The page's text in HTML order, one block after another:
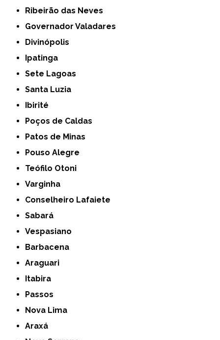
Ribeirão das Neves
Governador Valadares
Divinópolis
Ipatinga
Sete Lagoas
Santa Luzia
Ibirité
Poços de Caldas
Patos de Minas
Pouso Alegre
Teófilo Otoni
Varginha
Conselheiro Lafaiete
Sabará
Vespasiano
Barbacena
Araguari
Itabira
Passos
Nova Lima
Araxá